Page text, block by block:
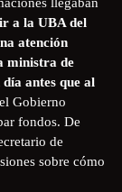
a la UBA del
atención
ministra de
antes que al
Gobierno
fondos. De
de
sobre cómo